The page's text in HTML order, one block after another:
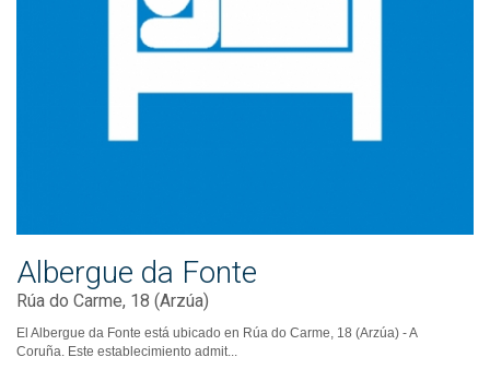
Albergue da Fonte
Rúa do Carme, 18 (Arzúa)
El Albergue da Fonte está ubicado en Rúa do Carme, 18 (Arzúa) - A
Coruña. Este establecimiento admit...